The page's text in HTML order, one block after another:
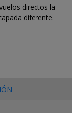
directos la
diferente.